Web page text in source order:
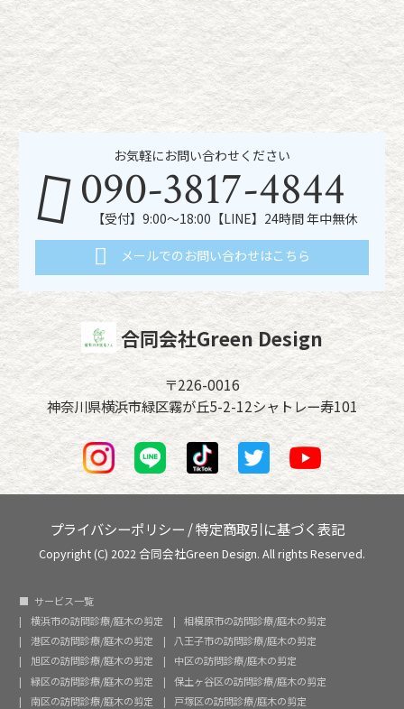
お気軽にお問い合わせください
090-3817-4844
【受付】9:00～18:00【LINE】24時間 年中無休
メールでのお問い合わせはこちら
合同会社Green Design
〒226-0016
神奈川県横浜市緑区霧が丘5-2-12シャトレー寿101
プライバシーポリシー /特定商取引に基づく表記
Copyright (C) 2022 合同会社Green Design. All rights Reserved.
サービス一覧
横浜市の訪問診療/庭木の剪定
相模原市の訪問診療/庭木の剪定
港区の訪問診療/庭木の剪定
八王子市の訪問診療/庭木の剪定
旭区の訪問診療/庭木の剪定
中区の訪問診療/庭木の剪定
緑区の訪問診療/庭木の剪定
保土ヶ谷区の訪問診療/庭木の剪定
南区の訪問診療/庭木の剪定
戸塚区の訪問診療/庭木の剪定